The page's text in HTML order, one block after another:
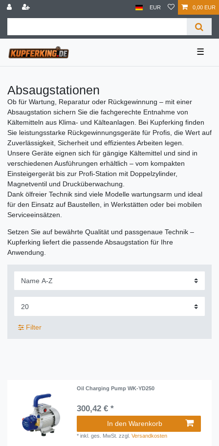
EUR 0,00 EUR
☰
Absaugstationen
Ob für Wartung, Reparatur oder Rückgewinnung – mit einer
Absaugstation sichern Sie die fachgerechte Entnahme von
Kältemitteln aus Klima- und Kälteanlagen. Bei Kupferking finden
Sie leistungsstarke Rückgewinnungsgeräte für Profis, die Wert auf
Zuverlässigkeit, Sicherheit und effizientes Arbeiten legen.
Unsere Geräte eignen sich für gängige Kältemittel und sind in
verschiedenen Ausführungen erhältlich – vom kompakten
Einsteigergerät bis zur Profi-Station mit Doppelzylinder,
Magnetventil und Drucküberwachung.
Dank ölfreier Technik sind viele Modelle wartungsarm und ideal
für den Einsatz auf Baustellen, in Werkstätten oder bei mobilen
Serviceeinsätzen.
Setzen Sie auf bewährte Qualität und passgenaue Technik –
Kupferking liefert die passende Absaugstation für Ihre
Anwendung.
Filter
Oil Charging Pump WK-YD250
300,42 € *
In den Warenkorb
*inkl. ges. MwSt. zzgl.Versandkosten